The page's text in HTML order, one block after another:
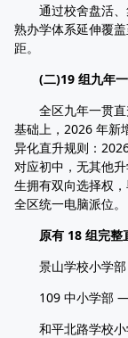
通过校舍盘活、
熟办学体系延伸覆
距。
(二)19 组九年
全区九年一贯直
基础上，2026 年新
异化直升规则：
对应初中，无其他
生拥有双向选择权
全区统一电脑派位。
原有 18 组完整
景山学校小学部
109 中小学部
和平北路学校小